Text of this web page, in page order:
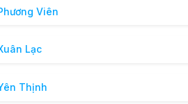
Viên
Lạc
Thịnh